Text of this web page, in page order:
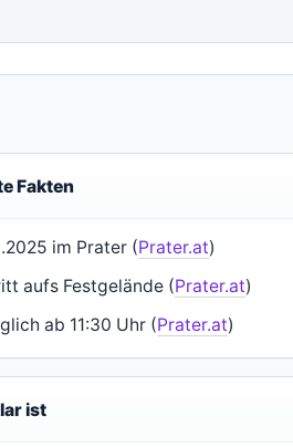
Fakten
im Prater (Prater.at)
aufs Festgelände (Prater.at)
ab 11:30 Uhr (Prater.at)
ist